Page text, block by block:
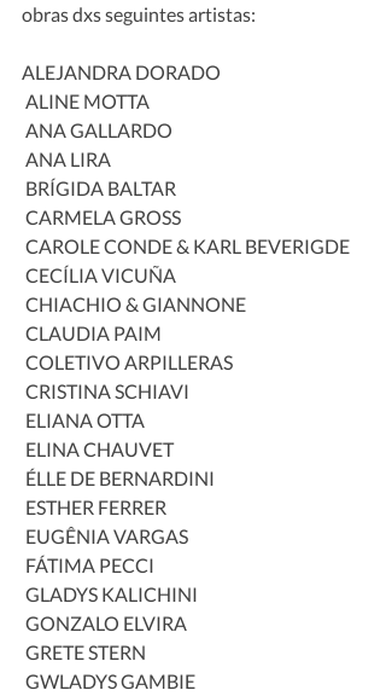
obras dxs seguintes artistas:
ALEJANDRA DORADO
ALINE MOTTA
ANA GALLARDO
ANA LIRA
BRÍGIDA BALTAR
CARMELA GROSS
CAROLE CONDE & KARL BEVERIGDE
CECÍLIA VICUÑA
CHIACHIO & GIANNONE
CLAUDIA PAIM
COLETIVO ARPILLERAS
CRISTINA SCHIAVI
ELIANA OTTA
ELINA CHAUVET
ÉLLE DE BERNARDINI
ESTHER FERRER
EUGÊNIA VARGAS
FÁTIMA PECCI
GLADYS KALICHINI
GONZALO ELVIRA
GRETE STERN
GWLADYS GAMBIE